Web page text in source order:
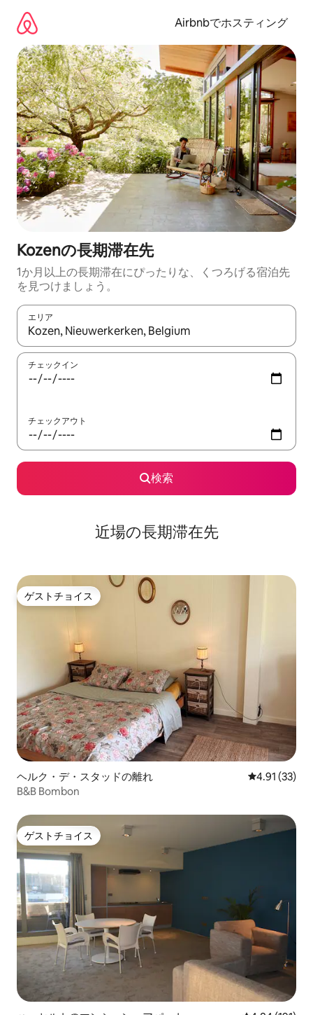
Airbnbでホスティング
Kozenの長期滞在先
1か月以上の長期滞在にぴったりな、くつろげる宿泊先
を見つけましょう。
エリア
検索結果が表示されたら、上下の矢印キーを使って移動するか
チェックイン
チェックアウト
検索
近場の長期滞在先
ゲストチョイス
ゲストチョイス
ヘルク・デ・スタッドの離れ レビュー33
4.91 (33)
B&B Bombon
ゲストチョイス
ゲストチョイス